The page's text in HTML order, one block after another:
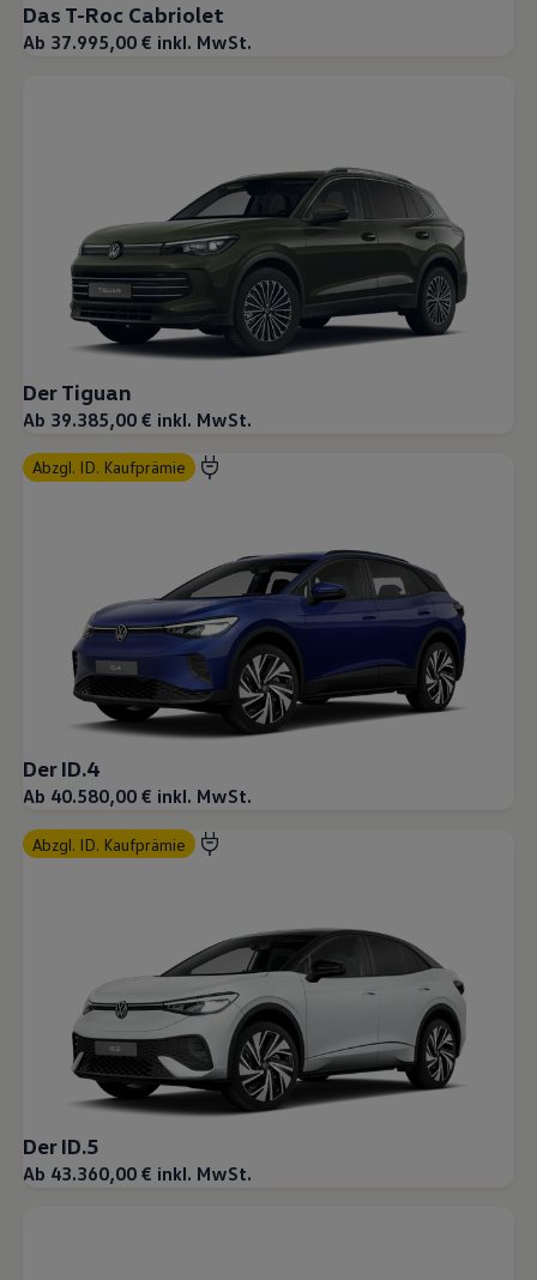
Das T-Roc Cabriolet
Ab 37.995,00 € inkl. MwSt.
Der Tiguan
Ab 39.385,00 € inkl. MwSt.
abzgl. ID. Kaufprämie
Der ID.4
Ab 40.580,00 € inkl. MwSt.
abzgl. ID. Kaufprämie
Der ID.5
Ab 43.360,00 € inkl. MwSt.